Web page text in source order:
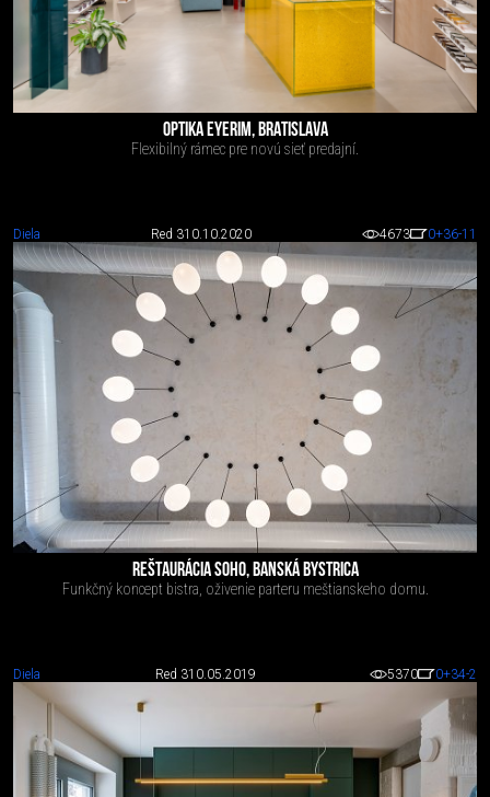
OPTIKA EYERIM, BRATISLAVA
Flexibilný rámec pre novú sieť predajní.
Diela Red 310.10.2020 4673 0+36-11
REŠTAURÁCIA SOHO, BANSKÁ BYSTRICA
Funkčný koncept bistra, oživenie parteru meštianskeho domu.
Diela Red 310.05.2019 5370 0+34-2